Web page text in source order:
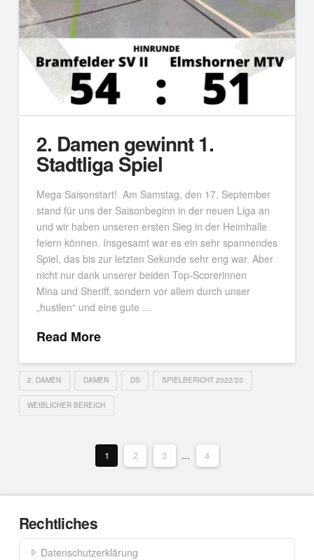
2. Damen gewinnt 1.
Stadtliga Spiel
Mega Saisonstart! Am Samstag, den 17. September
stand für uns der Saisonbeginn in der neuen Liga an
und wir haben unseren ersten Sieg in der Heimhalle
feiern können. Insgesamt war es ein sehr spannendes
Spiel, das bis zur letzten Sekunde sehr eng war. Aber
nicht nur dank unserer beiden Top-Scorerinnen
Mina und Sheriff, sondern vor allem durch unser
„hustlen“ und eine gute …
Read More
2. DAMEN DAMEN DS SPIELBERICHT 2022/23
WEIBLICHER BEREICH
1 2 3 ... 4
Rechtliches
Datenschutzerklärung